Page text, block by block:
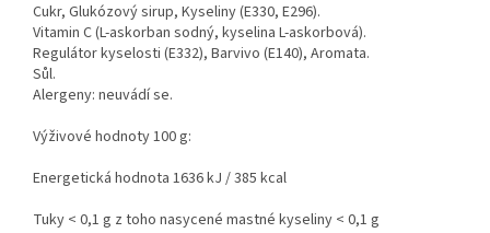
Cukr, Glukózový sirup, Kyseliny (E330, E296).
Vitamin C (L-askorban sodný, kyselina L-askorbová).
Regulátor kyselosti (E332), Barvivo (E140), Aromata.
Sůl.
Alergeny: neuvádí se.
Výživové hodnoty 100 g:
Energetická hodnota 1636 kJ / 385 kcal
Tuky < 0,1 g z toho nasycené mastné kyseliny < 0,1 g